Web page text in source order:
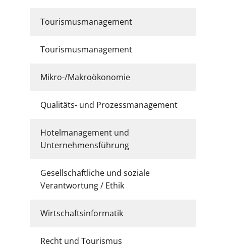
Tourismusmanagement
Tourismusmanagement
Mikro-/Makroökonomie
Qualitäts- und Prozessmanagement
Hotelmanagement und
Unternehmensführung
Gesellschaftliche und soziale
Verantwortung / Ethik
Wirtschaftsinformatik
Recht und Tourismus